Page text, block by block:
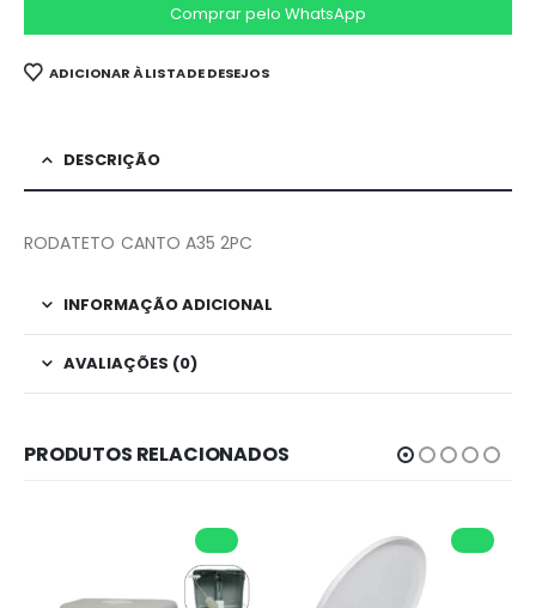
Comprar pelo WhatsApp
ADICIONAR À LISTA DE DESEJOS
DESCRIÇÃO
RODATETO CANTO A35 2PC
INFORMAÇÃO ADICIONAL
AVALIAÇÕES (0)
PRODUTOS RELACIONADOS